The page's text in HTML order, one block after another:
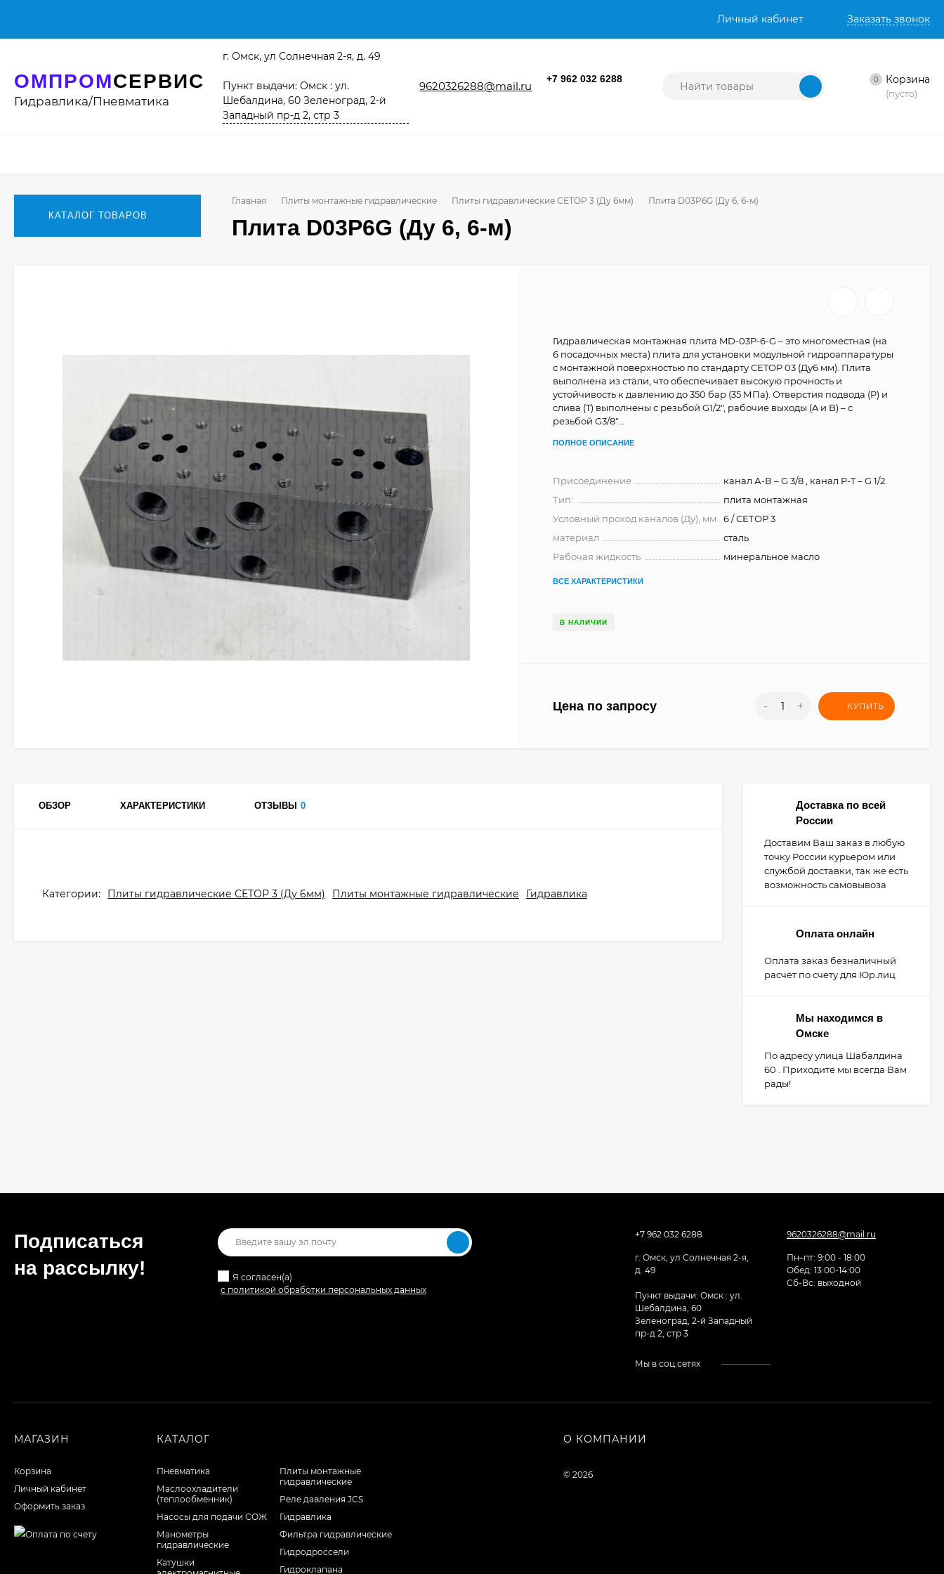
Личный кабинет Заказать звонок
ОМПРОМСЕРВИС
Гидравлика/Пневматика
г. Омск, ул Солнечная 2-я, д. 49
Пункт выдачи: Омск : ул.
Шебалдина, 60 Зеленоград, 2-й
Западный пр-д 2, стр 3
9620326288@mail.ru
+7 962 032 6288 0 Корзина
(пусто)
КАТАЛОГ ТОВАРОВ
Главная Плиты монтажные гидравлические Плиты гидравлические СЕТОР 3 (Ду 6мм) Плита D03P6G (Ду 6, 6-м)
Плита D03P6G (Ду 6, 6-м)
Гидравлическая монтажная плита MD-03P-6-G – это многоместная (на
6 посадочных места) плита для установки модульной гидроаппаратуры
с монтажной поверхностью по стандарту CETOP 03 (Ду6 мм). Плита
выполнена из стали, что обеспечивает высокую прочность и
устойчивость к давлению до 350 бар (35 МПа). Отверстия подвода (P) и
слива (T) выполнены с резьбой G1/2", рабочие выходы (A и B) – с
резьбой G3/8"...
ПОЛНОЕ ОПИСАНИЕ
Присоединение
канал А-В – G 3/8 , канал P-T – G 1/2.
Тип:
плита монтажная
Условный проход каналов (Ду), мм
6 / СЕТОР 3
материал
сталь
Рабочая жидкость
минеральное масло
ВСЕ ХАРАКТЕРИСТИКИ
В НАЛИЧИИ
Цена по запросу - + КУПИТЬ
ОБЗОР ХАРАКТЕРИСТИКИ ОТЗЫВЫ 0
Категории: Плиты гидравлические СЕТОР 3 (Ду 6мм) Плиты монтажные гидравлические Гидравлика
Доставка по всей
России
Доставим Ваш заказ в любую
точку России курьером или
службой доставки, так же есть
возможность самовывоза
Оплата онлайн
Оплата заказ безналичный
расчёт по счету для Юр.лиц
Мы находимся в
Омске
По адресу улица Шабалдина
60 . Приходите мы всегда Вам
рады!
Подписаться
на рассылкy!
Я согласен(a)
с политикой обработки персональных данных
+7 962 032 6288
г. Омск, ул Солнечная 2-я,
д. 49
Пункт выдачи: Омск : ул.
Шебалдина, 60
Зеленоград, 2-й Западный
пр-д 2, стр 3
9620326288@mail.ru
Пн–пт: 9:00 - 18:00
Обед: 13:00-14:00
Cб-Вс: выходной
Мы в соц.сетях
МАГАЗИН
Корзина
Личный кабинет
Оформить заказ
КАТАЛОГ
Пневматика
Маслоохладители
(теплообменник)
Насосы для подачи СОЖ
Манометры
гидравлические
Катушки
Плиты монтажные
гидравлические
Реле давления JCS
Гидравлика
Фильтра гидравлические
Гидродроссели
Гидроклапана
О КОМПАНИИ
© 2026